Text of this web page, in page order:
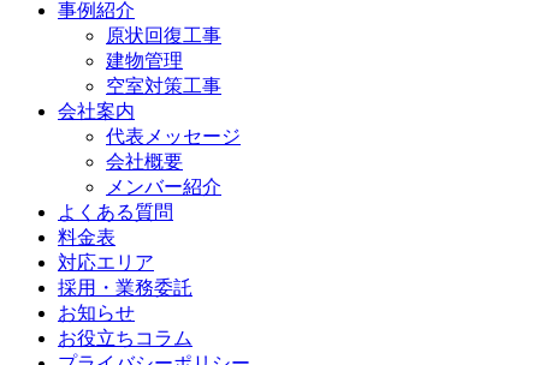
事例紹介
原状回復工事
建物管理
空室対策工事
会社案内
代表メッセージ
会社概要
メンバー紹介
よくある質問
料金表
対応エリア
採用・業務委託
お知らせ
お役立ちコラム